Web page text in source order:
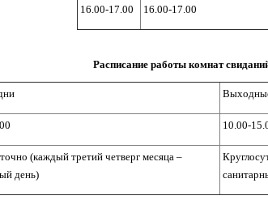
16.00-17.00 16.00-17.00
Расписание работы комнат
10.00-
(каждый третий четверг месяца –
день)